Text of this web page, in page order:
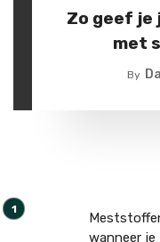
Zo geef
met
By
wanneer je